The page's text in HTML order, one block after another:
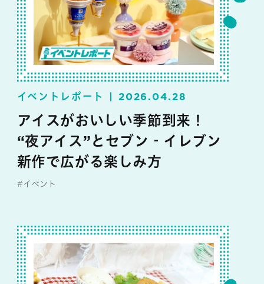
イベントレポート 2026.04.28
アイスがおいしい季節到来！
“夜アイス”とセブン‐イレブン
新作で広がる楽しみ方
#イベント